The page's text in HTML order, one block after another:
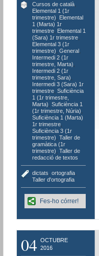
Cursos de català,
Elemental 1 (1r
trimestre)
Elemental
1 (Marta) 1r
trimestre, Elemental 1
(Sara) 1r trimestre,
Elemental 3 (1r
trimestre) General,
Intermedi 2 (1r
trimestre, Marta)
Intermedi 2 (1r
trimestre, Sara)
Intermedi 3 (Sara) 1r
trimestre, Suficiència
1 (1r trimestre,
Marta) Suficiència 1
(1r trimestre, Núria)
Suficiència 1 (Marta)
1r trimestre,
Suficiència 3 (1r
trimestre) Taller de
gramàtica (1r
trimestre) Taller de
redacció de textos
dictats ortografia,
Taller d'ortografia
Fes-ho córrer!
04 OCTUBRE
2016